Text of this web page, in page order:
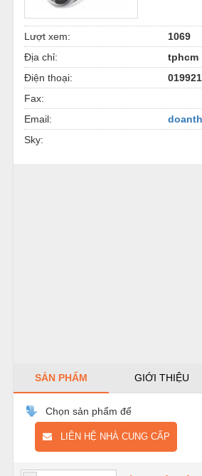
Lượt xem:
1069
Địa chỉ:
tphcm
Điện thoại:
Fax:
Email:
Sky:
SẢN PHẨM GIỚI THIỆU
Chọn sản phẩm để
LIÊN HỆ NHÀ CUNG CẤP